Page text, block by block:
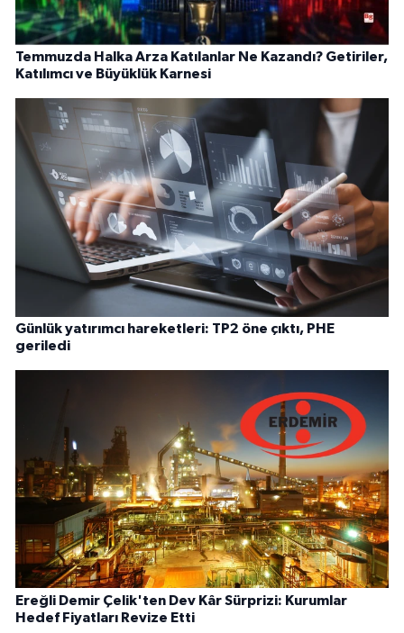
Temmuzda Halka Arza Katılanlar Ne Kazandı? Getiriler,
Katılımcı ve Büyüklük Karnesi
Günlük yatırımcı hareketleri: TP2 öne çıktı, PHE
geriledi
Ereğli Demir Çelik'ten Dev Kâr Sürprizi: Kurumlar
Hedef Fiyatları Revize Etti